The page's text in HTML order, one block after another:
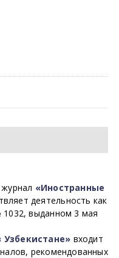
«Иностранные
деятельность как
выданном 3 мая
входит
рекомендованных